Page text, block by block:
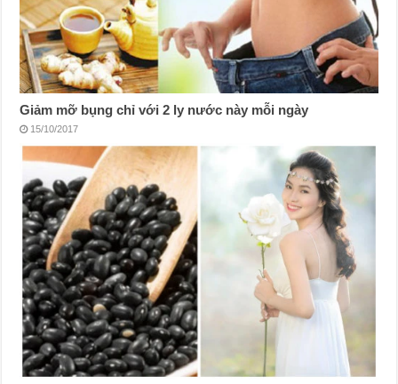
Giảm mỡ bụng chỉ với 2 ly nước này mỗi ngày
15/10/2017